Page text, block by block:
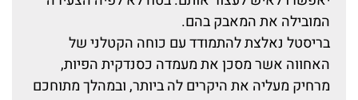
המובילה את המאבק בהם.
בריסטל נאלצת להתמודד עם כוחה הקטלני של
האחווה אשר מסכן את מעמדה כסנדקית הפיות,
מרחיק מעליה את היקרים לה ביותר, ובמהלך מתוחכם